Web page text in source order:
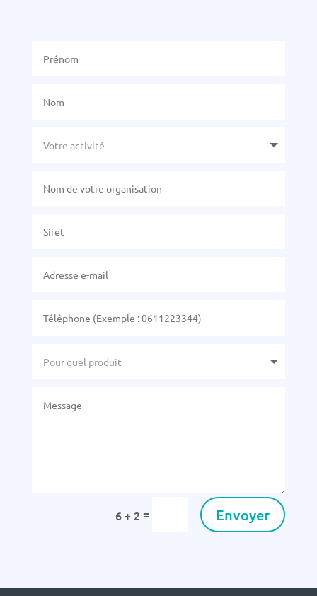
6 + 2 = Envoyer